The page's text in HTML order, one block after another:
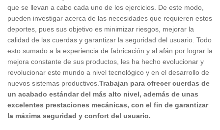
que se llevan a cabo cada uno de los ejercicios. De este modo,
pueden investigar acerca de las necesidades que requieren estos
deportes, pues sus objetivo es minimizar riesgos, mejorar la
calidad de las cuerdas y garantizar la seguridad del usuario. Todo
esto sumado a la experiencia de fabricación y al afán por lograr la
mejora constante de sus productos, les ha hecho evolucionar y
revolucionar este mundo a nivel tecnológico y en el desarrollo de
nuevos sistemas productivos.Trabajan para ofrecer cuerdas de
un acabado estándar del más alto nivel, además de unas
excelentes prestaciones mecánicas, con el fin de garantizar
la máxima seguridad y confort del usuario.